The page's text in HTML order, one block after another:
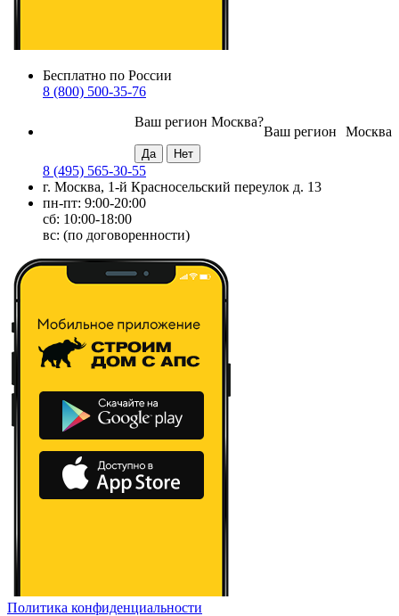
Бесплатно по России
8 (800) 500-35-76
Москва
Ваш регион
Ваш регион Москва?
8 (495) 565-30-55
г. Москва, 1-й Красносельский переулок д. 13
пн-пт: 9:00-20:00
сб: 10:00-18:00
вс: (по договоренности)
Политика конфиденциальности